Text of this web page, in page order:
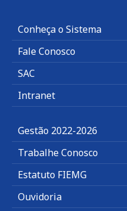
Conheça o Sistema
Fale Conosco
SAC
Intranet
Gestão 2022-2026
Trabalhe Conosco
Estatuto FIEMG
Ouvidoria